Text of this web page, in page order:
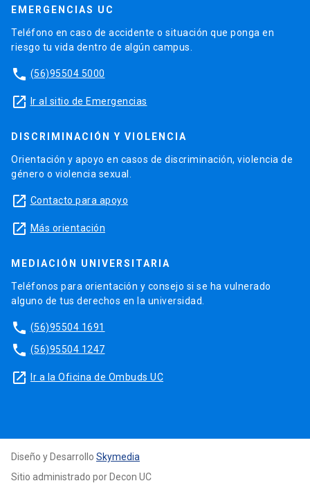
EMERGENCIAS UC
Teléfono en caso de accidente o situación que ponga en
riesgo tu vida dentro de algún campus.
phone (56)95504 5000
launch Ir al sitio de Emergencias
DISCRIMINACIÓN Y VIOLENCIA
Orientación y apoyo en casos de discriminación, violencia de
género o violencia sexual.
launch Contacto para apoyo
launch Más orientación
MEDIACIÓN UNIVERSITARIA
Teléfonos para orientación y consejo si se ha vulnerado
alguno de tus derechos en la universidad.
phone (56)95504 1691
phone (56)95504 1247
launch Ir a la Oficina de Ombuds UC
Diseño y Desarrollo Skymedia
Sitio administrado por Decon UC